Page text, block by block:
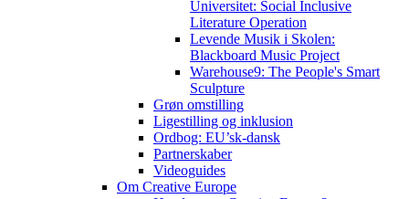
Universitet: Social Inclusive
Literature Operation
Levende Musik i Skolen:
Blackboard Music Project
Warehouse9: The People's Smart
Sculpture
Grøn omstilling
Ligestilling og inklusion
Ordbog: EU’sk-dansk
Partnerskaber
Videoguides
Om Creative Europe